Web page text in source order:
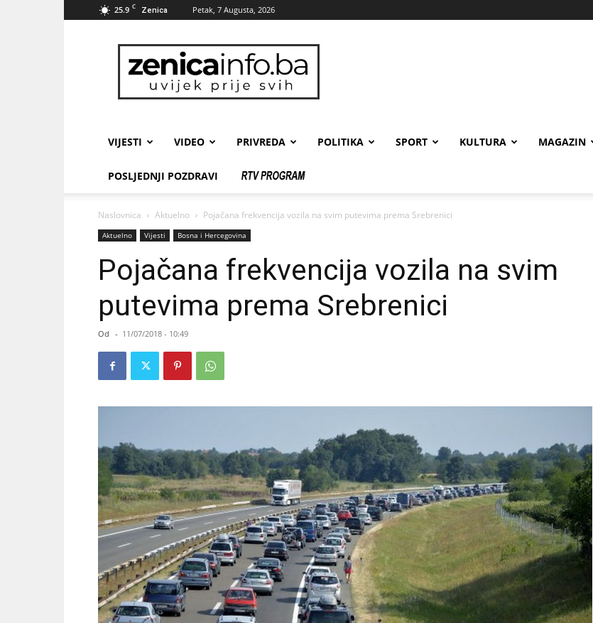
25.9 C Zenica Petak, 7 Augusta, 2026
zenicainfo.ba
VIJESTI VIDEO PRIVREDA POLITIKA SPORT KULTURA MAGAZIN
POSLJEDNJI POZDRAVI
Naslovnica Aktuelno Pojačana frekvencija vozila na svim putevima prema Srebrenici
Aktuelno Vijesti Bosna i Hercegovina
Pojačana frekvencija vozila na svim
putevima prema Srebrenici
Od - 11/07/2018 - 10:49